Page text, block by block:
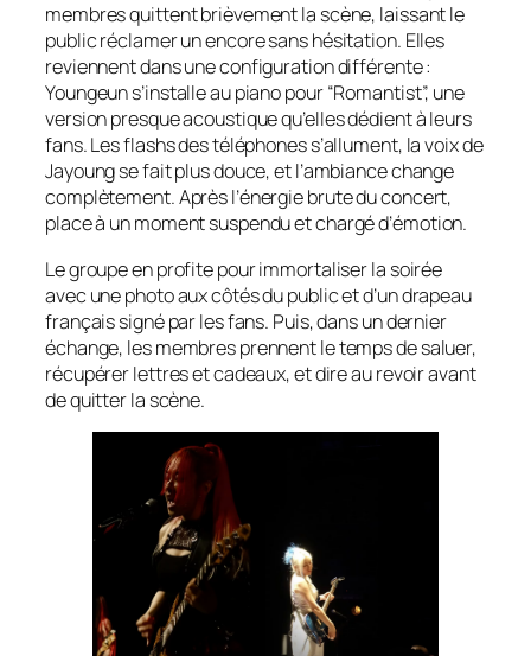
membres quittent brièvement la scène, laissant le
public réclamer un encore sans hésitation. Elles
reviennent dans une configuration différente :
Youngeun s’installe au piano pour “Romantist”, une
version presque acoustique qu’elles dédient à leurs
fans. Les flashs des téléphones s’allument, la voix de
Jayoung se fait plus douce, et l’ambiance change
complètement. Après l’énergie brute du concert,
place à un moment suspendu et chargé d’émotion.
Le groupe en profite pour immortaliser la soirée
avec une photo aux côtés du public et d’un drapeau
français signé par les fans. Puis, dans un dernier
échange, les membres prennent le temps de saluer,
récupérer lettres et cadeaux, et dire au revoir avant
de quitter la scène.